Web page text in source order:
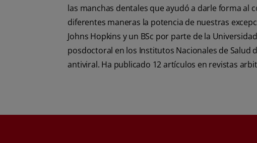
las manchas dentales que ayudó a darle forma
diferentes maneras la potencia de nuestras
Johns Hopkins y un BSc por parte de la
posdoctoral en los Institutos Nacionales de Salud
antiviral. Ha publicado 12 artículos en revistas